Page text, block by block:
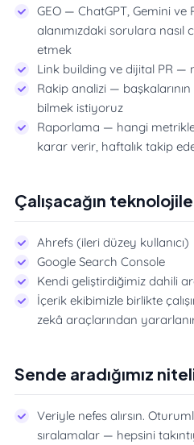
GEO — ChatGPT, Gemini ve
alanımızdaki sorulara
etmek
Link building ve dijital PR —
Rakip analizi — başkalarının
bilmek istiyoruz
Raporlama — hangi
karar verir, haftalık takip
Çalışacağın
Ahrefs (ileri düzey kullanıcı)
Google Search Console
Kendi geliştirdiğimiz dahili
İçerik ekibimizle birlikte
zekâ araçlarından
Sende aradığımız
Veriyle nefes alırsın.
sıralamalar — hepsini